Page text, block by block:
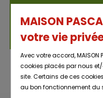
MAISON
votre vie
Avec votre accord, MAISON
cookies placés par nous
site. Certains de ces
au bon fonctionnement du